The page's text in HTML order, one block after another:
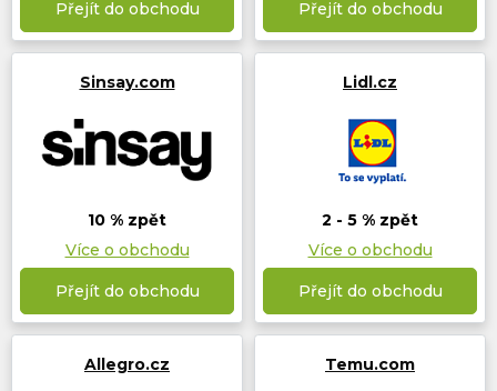
Přejít do obchodu Přejít do obchodu
Sinsay.com
10 % zpět
Více o obchodu
Přejít do obchodu
Lidl.cz
2 - 5 % zpět
Více o obchodu
Přejít do obchodu
Allegro.cz Temu.com